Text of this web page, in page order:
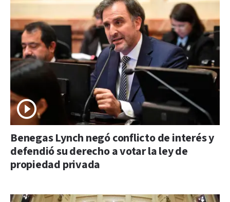
Benegas Lynch negó conflicto de interés y
defendió su derecho a votar la ley de
propiedad privada